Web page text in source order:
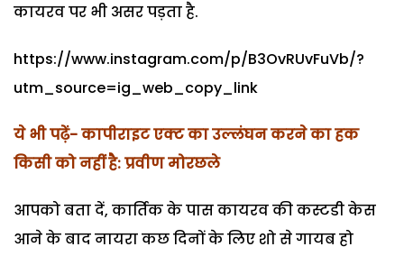
कायरव पर भी असर पड़ता है.
https://www.instagram.com/p/B3OvRUvFuVb/?
utm_source=ig_web_copy_link
ये भी पढ़ें- कापीराइट एक्ट का उल्लंघन करने का हक
किसी को नहीं है: प्रवीण मोरछले
आपको बता दें, कार्तिक के पास कायरव की कस्टडी केस
आने के बाद नायरा कछ दिनों के लिए शो से गायब हो